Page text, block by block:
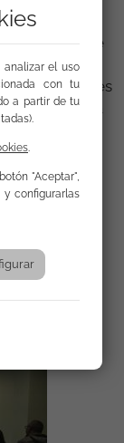
a los
de
de actividades
y la puesta
que
al
de la
analizar el uso
con tu
a partir de tu
"Aceptar",
y configurarlas